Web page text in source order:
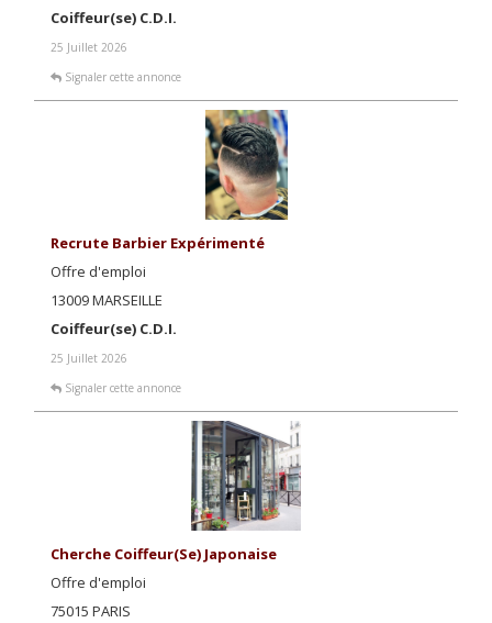
Coiffeur(se) C.D.I.
25 Juillet 2026
Signaler cette annonce
Recrute Barbier Expérimenté
Offre d'emploi
13009 MARSEILLE
Coiffeur(se) C.D.I.
25 Juillet 2026
Signaler cette annonce
Cherche Coiffeur(se) Japonaise
Offre d'emploi
75015 PARIS